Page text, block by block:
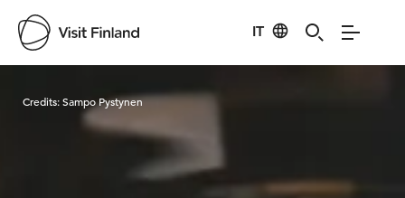
IT
Visit Finland
Credits:Sampo Pystynen